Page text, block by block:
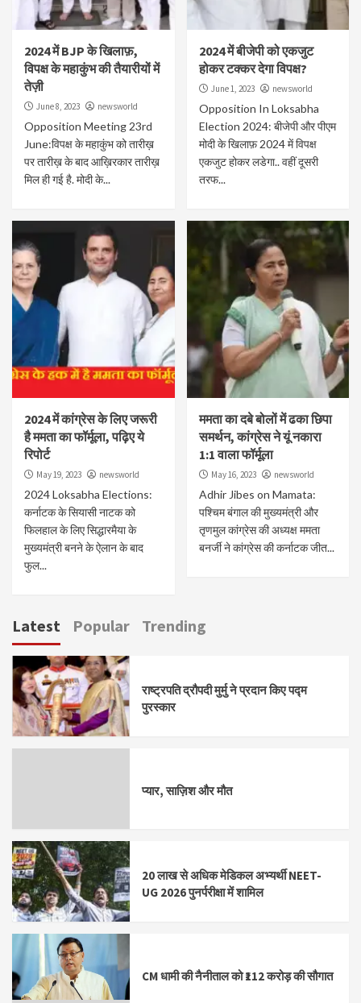
2024 में BJP के खिलाफ़,
विपक्ष के महाकुंभ की तैयारीयों में
तेज़ी
June 8, 2023 newsworld
Opposition Meeting 23rd
June:विपक्ष के महाकुंभ को तारीख़
पर तारीख़ के बाद आख़िरकार तारीख़
मिल ही गई है. मोदी के...
2024 में बीजेपी को एकजुट
होकर टक्कर देगा विपक्ष?
June 1, 2023 newsworld
Opposition In Loksabha
Election 2024: बीजेपी और पीएम
मोदी के खिलाफ़ 2024 में विपक्ष
एकजुट होकर लडेगा.. वहीं दूसरी
तरफ...
2024 में कांग्रेस के लिए जरूरी
है ममता का फॉर्मूला, पढ़िए ये
रिपोर्ट
May 19, 2023 newsworld
2024 Loksabha Elections:
कर्नाटक के सियासी नाटक को
फिलहाल के लिए सिद्धारमैया के
मुख्यमंत्री बनने के ऐलान के बाद
फुल...
ममता का दबे बोलों में ढका छिपा
समर्थन, कांग्रेस ने यूं नकारा
1:1 वाला फॉर्मूला
May 16, 2023 newsworld
Adhir Jibes on Mamata:
पश्चिम बंगाल की मुख्यमंत्री और
तृणमुल कांग्रेस की अध्यक्ष ममता
बनर्जी ने कांग्रेस की कर्नाटक जीत...
Latest Popular Trending
राष्ट्रपति द्रौपदी मुर्मु ने प्रदान किए पद्म
पुरस्कार
प्यार, साज़िश और मौत
20 लाख से अधिक मेडिकल अभ्यर्थी NEET-
UG 2026 पुनर्परीक्षा में शामिल
CM धामी की नैनीताल को ₹112 करोड़ की सौगात